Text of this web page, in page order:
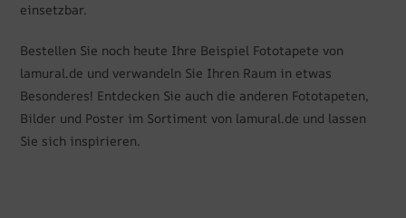
einsetzbar.
Bestellen Sie noch heute Ihre Beispiel Fototapete von
lamural.de und verwandeln Sie Ihren Raum in etwas
Besonderes! Entdecken Sie auch die anderen Fototapeten,
Bilder und Poster im Sortiment von lamural.de und lassen
Sie sich inspirieren.